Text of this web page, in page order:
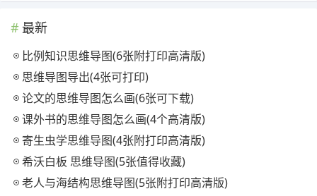
最新
比例知识思维导图(6张附打印高清版)
思维导图导出(4张可打印)
论文的思维导图怎么画(6张可下载)
课外书的思维导图怎么画(4个高清版)
寄生虫学思维导图(4张附打印高清版)
希沃白板 思维导图(5张值得收藏)
老人与海结构思维导图(5张附打印高清版)